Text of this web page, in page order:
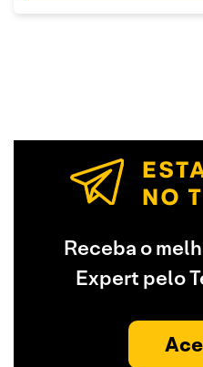
Receba o
Expert pelo